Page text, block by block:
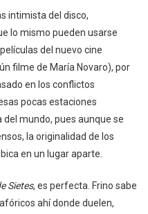
intimista del disco,
lo mismo pueden usarse
del nuevo cine
filme de María Novaro), por
en los conflictos
pocas estaciones
mundo, pues aunque se
la originalidad de los
en un lugar aparte.
Sietes, es perfecta. Frino sabe
ahí donde duelen,